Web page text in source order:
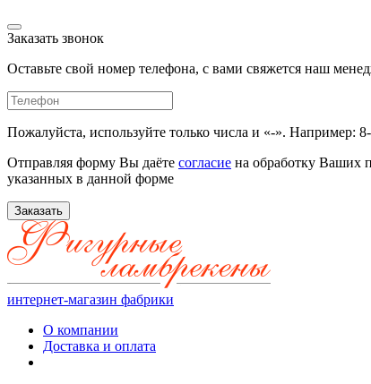
Заказать звонок
Оставьте свой номер телефона, с вами свяжется наш
Пожалуйста, используйте только числа и «-». Например:
Отправляя форму Вы даёте согласие на обработку Ваших
указанных в данной форме
Заказать
интернет-магазин фабрики
О компании
Доставка и оплата